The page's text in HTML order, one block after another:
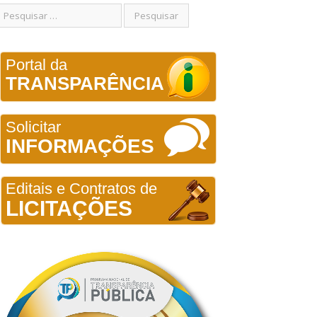
Portal da
TRANSPARÊNCIA
Solicitar
INFORMAÇÕES
Editais e Contratos de
LICITAÇÕES